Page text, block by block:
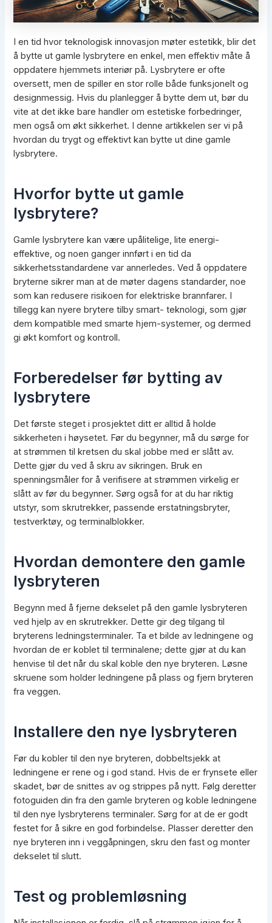
I en tid hvor teknologisk innovasjon møter estetikk, blir det
å bytte ut gamle lysbrytere en enkel, men effektiv måte å
oppdatere hjemmets interiør på. Lysbrytere er ofte
oversett, men de spiller en stor rolle både funksjonelt og
designmessig. Hvis du planlegger å bytte dem ut, bør du
vite at det ikke bare handler om estetiske forbedringer,
men også om økt sikkerhet. I denne artikkelen ser vi på
hvordan du trygt og effektivt kan bytte ut dine gamle
lysbrytere.
Hvorfor bytte ut gamle
lysbrytere?
Gamle lysbrytere kan være upålitelige, lite energi-
effektive, og noen ganger innført i en tid da
sikkerhetsstandardene var annerledes. Ved å oppdatere
bryterne sikrer man at de møter dagens standarder, noe
som kan redusere risikoen for elektriske brannfarer. I
tillegg kan nyere brytere tilby smart- teknologi, som gjør
dem kompatible med smarte hjem-systemer, og dermed
gi økt komfort og kontroll.
Forberedelser før bytting av
lysbrytere
Det første steget i prosjektet ditt er alltid å holde
sikkerheten i høysetet. Før du begynner, må du sørge for
at strømmen til kretsen du skal jobbe med er slått av.
Dette gjør du ved å skru av sikringen. Bruk en
spenningsmåler for å verifisere at strømmen virkelig er
slått av før du begynner. Sørg også for at du har riktig
utstyr, som skrutrekker, passende erstatningsbryter,
testverktøy, og terminalblokker.
Hvordan demontere den gamle
lysbryteren
Begynn med å fjerne dekselet på den gamle lysbryteren
ved hjelp av en skrutrekker. Dette gir deg tilgang til
bryterens ledningsterminaler. Ta et bilde av ledningene og
hvordan de er koblet til terminalene; dette gjør at du kan
henvise til det når du skal koble den nye bryteren. Løsne
skruene som holder ledningene på plass og fjern bryteren
fra veggen.
Installere den nye lysbryteren
Før du kobler til den nye bryteren, dobbeltsjekk at
ledningene er rene og i god stand. Hvis de er frynsete eller
skadet, bør de snittes av og strippes på nytt. Følg deretter
fotoguiden din fra den gamle bryteren og koble ledningene
til den nye lysbryterens terminaler. Sørg for at de er godt
festet for å sikre en god forbindelse. Plasser deretter den
nye bryteren inn i veggåpningen, skru den fast og monter
dekselet til slutt.
Test og problemløsning